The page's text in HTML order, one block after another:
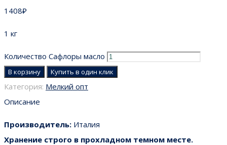
1408₽
1 кг
Количество Сафлоры масло
В корзину Купить в один клик
Категория: Мелкий опт
Описание
Производитель: Италия
Хранение строго в прохладном темном месте.